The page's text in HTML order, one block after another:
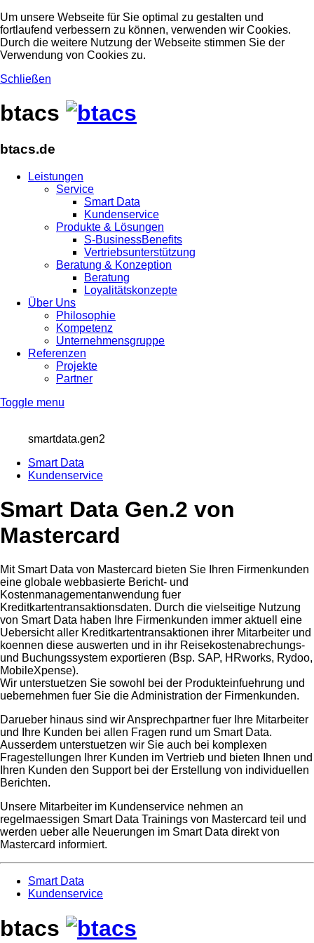
Um unsere Webseite für Sie optimal zu gestalten und
fortlaufend verbessern zu können, verwenden wir Cookies.
Durch die weitere Nutzung der Webseite stimmen Sie der
Verwendung von Cookies zu.
Schließen
btacs
btacs.de
Leistungen
Service
Smart Data
Kundenservice
Produkte & Lösungen
S-BusinessBenefits
Vertriebsunterstützung
Beratung & Konzeption
Beratung
Loyalitätskonzepte
Über Uns
Philosophie
Kompetenz
Unternehmensgruppe
Referenzen
Projekte
Partner
Toggle menu
smartdata.gen2
Smart Data
Kundenservice
Smart Data Gen.2 von
Mastercard
Mit Smart Data von Mastercard bieten Sie Ihren Firmenkunden
eine globale webbasierte Bericht- und
Kostenmanagementanwendung fuer
Kreditkartentransaktionsdaten. Durch die vielseitige Nutzung
von Smart Data haben Ihre Firmenkunden immer aktuell eine
Uebersicht aller Kreditkartentransaktionen ihrer Mitarbeiter und
koennen diese auswerten und in ihr Reisekostenabrechungs-
und Buchungssystem exportieren (Bsp. SAP, HRworks, Rydoo,
MobileXpense).
Wir unterstuetzen Sie sowohl bei der Produkteinfuehrung und
uebernehmen fuer Sie die Administration der Firmenkunden.
Darueber hinaus sind wir Ansprechpartner fuer Ihre Mitarbeiter
und Ihre Kunden bei allen Fragen rund um Smart Data.
Ausserdem unterstuetzen wir Sie auch bei komplexen
Fragestellungen Ihrer Kunden im Vertrieb und bieten Ihnen und
Ihren Kunden den Support bei der Erstellung von individuellen
Berichten.
Unsere Mitarbeiter im Kundenservice nehmen an
regelmaessigen Smart Data Trainings von Mastercard teil und
werden ueber alle Neuerungen im Smart Data direkt von
Mastercard informiert.
Smart Data
Kundenservice
btacs